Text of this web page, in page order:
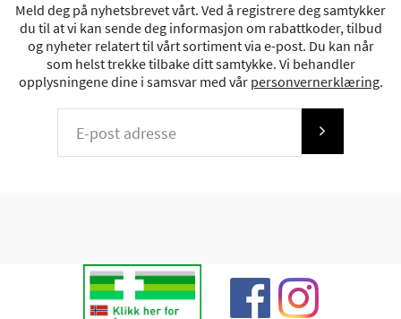
Meld deg på nyhetsbrevet vårt. Ved å registrere deg samtykker
du til at vi kan sende deg informasjon om rabattkoder, tilbud
og nyheter relatert til vårt sortiment via e-post. Du kan når
som helst trekke tilbake ditt samtykke. Vi behandler
opplysningene dine i samsvar med vår personvernerklæring.